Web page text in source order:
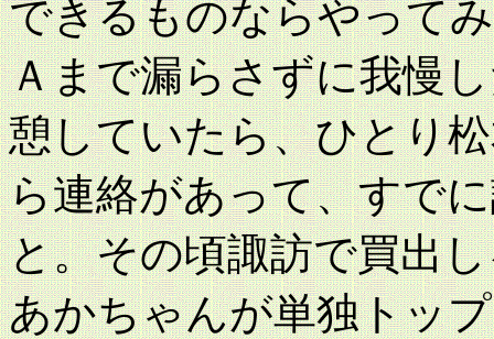
できるものならやって
Ａまで漏らさずに我慢
憩していたら、ひとり
ら連絡があって、すで
と。その頃諏訪で買出
あかちゃんが単独トッ